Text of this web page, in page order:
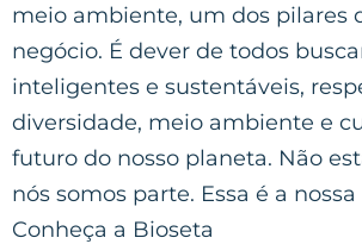
meio ambiente, um dos pilares
negócio. É dever de todos
inteligentes e sustentáveis,
diversidade, meio ambiente e
futuro do nosso planeta. Não
nós somos parte. Essa é a
Conheça a Bioseta